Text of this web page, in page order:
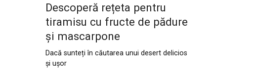
Descoperă rețeta pentru
tiramisu cu fructe de pădure
și mascarpone
Dacă sunteți în căutarea unui desert delicios
și ușor